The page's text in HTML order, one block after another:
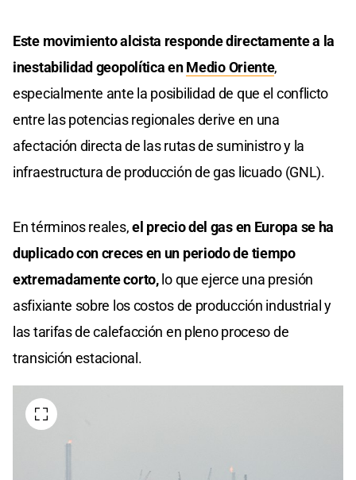
Este movimiento alcista responde directamente a la
inestabilidad geopolítica enMedio Oriente,
especialmente ante la posibilidad de que el conflicto
entre las potencias regionales derive en una
afectación directa de las rutas de suministro y la
infraestructura de producción de gas licuado (GNL).
En términos reales,el precio del gas en Europa se ha
duplicado con creces en un periodo de tiempo
extremadamente corto,lo que ejerce una presión
asfixiante sobre los costos de producción industrial y
las tarifas de calefacción en pleno proceso de
transición estacional.